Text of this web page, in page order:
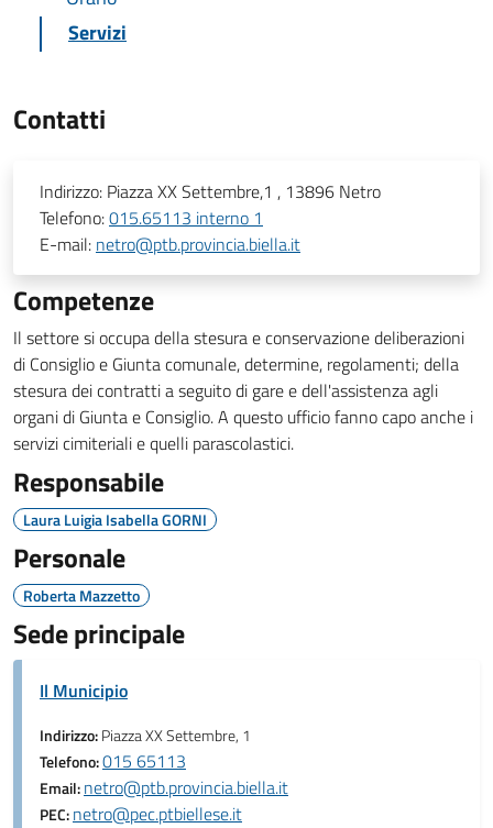
Servizi
Contatti
Indirizzo: Piazza XX Settembre,1 , 13896 Netro
Telefono:015.65113 interno 1
E-mail: netro@ptb.provincia.biella.it
Competenze
Il settore si occupa della stesura e conservazione deliberazioni
di Consiglio e Giunta comunale, determine, regolamenti; della
stesura dei contratti a seguito di gare e dell'assistenza agli
organi di Giunta e Consiglio. A questo ufficio fanno capo anche i
servizi cimiteriali e quelli parascolastici.
Responsabile
Laura Luigia Isabella GORNI
Personale
Roberta Mazzetto
Sede principale
Il Municipio
Indirizzo:Piazza XX Settembre, 1
Telefono:015 65113
Email:netro@ptb.provincia.biella.it
PEC:netro@pec.ptbiellese.it